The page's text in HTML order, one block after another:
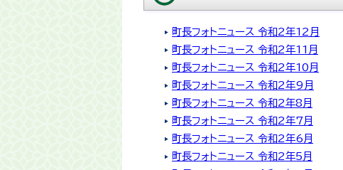
町長フォトニュース 令和2年12月
町長フォトニュース 令和2年11月
町長フォトニュース 令和2年10月
町長フォトニュース 令和2年9月
町長フォトニュース 令和2年8月
町長フォトニュース 令和2年7月
町長フォトニュース 令和2年6月
町長フォトニュース 令和2年5月